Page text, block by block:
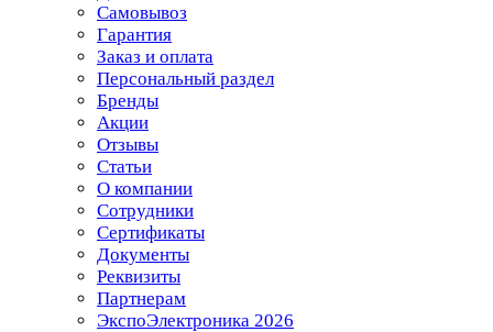
Самовывоз
Гарантия
Заказ и оплата
Персональный раздел
Бренды
Акции
Отзывы
Статьи
О компании
Сотрудники
Сертификаты
Документы
Реквизиты
Партнерам
ЭкспоЭлектроника 2026